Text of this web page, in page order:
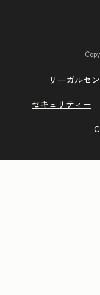
リーガルセ
セキュリティー